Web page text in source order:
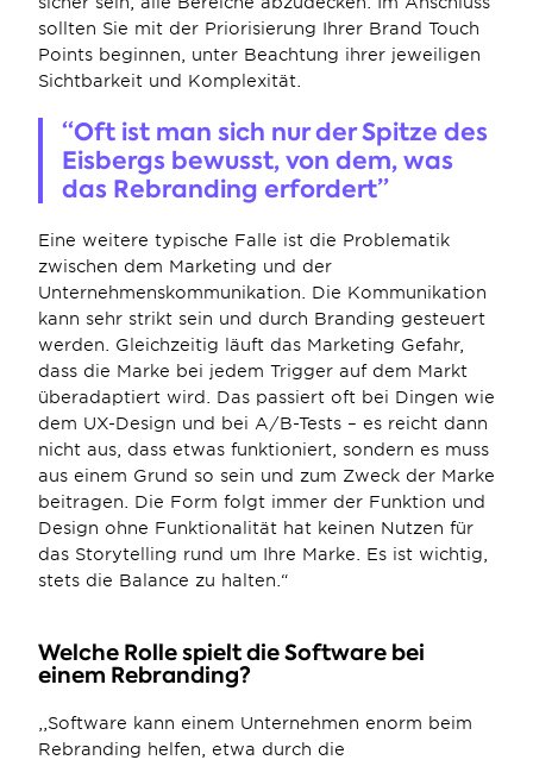
sollten Sie mit der Priorisierung Ihrer Brand Touch
Points beginnen, unter Beachtung ihrer jeweiligen
Sichtbarkeit und Komplexität.
“Oft ist man sich nur der Spitze des
Eisbergs bewusst, von dem, was
das Rebranding erfordert”
Eine weitere typische Falle ist die Problematik
zwischen dem Marketing und der
Unternehmenskommunikation. Die Kommunikation
kann sehr strikt sein und durch Branding gesteuert
werden. Gleichzeitig läuft das Marketing Gefahr,
dass die Marke bei jedem Trigger auf dem Markt
überadaptiert wird. Das passiert oft bei Dingen wie
dem UX-Design und bei A/B-Tests – es reicht dann
nicht aus, dass etwas funktioniert, sondern es muss
aus einem Grund so sein und zum Zweck der Marke
beitragen. Die Form folgt immer der Funktion und
Design ohne Funktionalität hat keinen Nutzen für
das Storytelling rund um Ihre Marke. Es ist wichtig,
stets die Balance zu halten.“
Welche Rolle spielt die Software bei
einem Rebranding?
,,Software kann einem Unternehmen enorm beim
Rebranding helfen, etwa durch die